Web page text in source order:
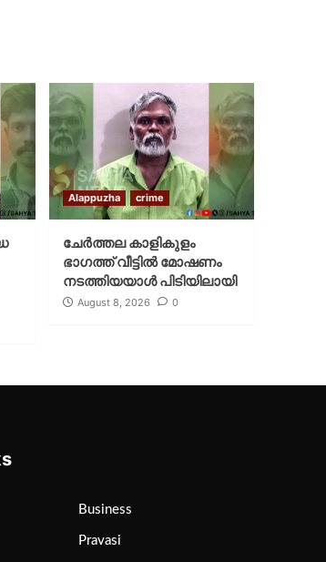
Alappuzha crime
ചേർത്തല കാളികുളം
ഭാഗത്ത് വീട്ടിൽ മോഷണം
നടത്തിയയാൾ പിടിയിലായി
August 8, 2026 0
Business
Pravasi